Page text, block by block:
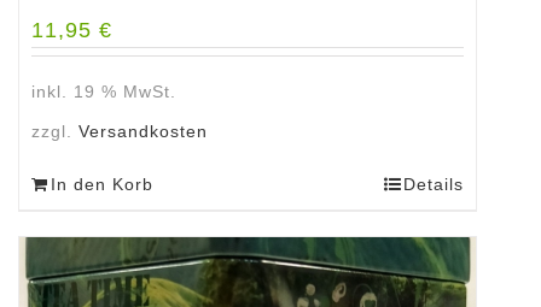
11,95 €
inkl. 19 % MwSt.
zzgl. Versandkosten
In den Korb Details